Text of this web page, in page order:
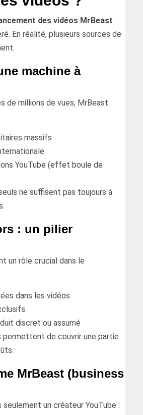
des vidéos MrBeast
En réalité, plusieurs sources de
machine à
de millions de vues, MrBeast
massifs
YouTube (effet boule de
ne suffisent pas toujours à
: un pilier
un rôle crucial dans le
dans les vidéos
discret ou assumé
permettent de couvrir une partie
MrBeast (business
seulement un créateur YouTube :